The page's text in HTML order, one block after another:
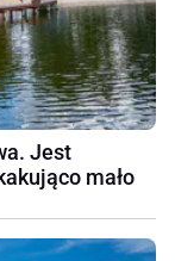
Jest
mało